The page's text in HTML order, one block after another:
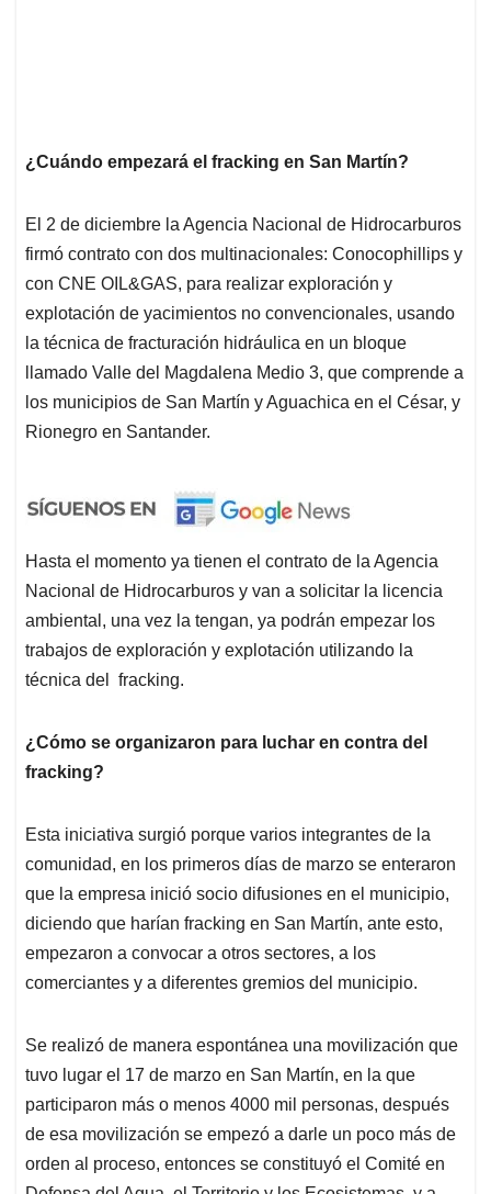
¿Cuándo empezará el fracking en San Martín?
El 2 de diciembre la Agencia Nacional de Hidrocarburos
firmó contrato con dos multinacionales: Conocophillips y
con CNE OIL&GAS, para realizar exploración y
explotación de yacimientos no convencionales, usando
la técnica de fracturación hidráulica en un bloque
llamado Valle del Magdalena Medio 3, que comprende a
los municipios de San Martín y Aguachica en el César, y
Rionegro en Santander.
Hasta el momento ya tienen el contrato de la Agencia
Nacional de Hidrocarburos y van a solicitar la licencia
ambiental, una vez la tengan, ya podrán empezar los
trabajos de exploración y explotación utilizando la
técnica del fracking.
¿Cómo se organizaron para luchar en contra del
fracking?
Esta iniciativa surgió porque varios integrantes de la
comunidad, en los primeros días de marzo se enteraron
que la empresa inició socio difusiones en el municipio,
diciendo que harían fracking en San Martín, ante esto,
empezaron a convocar a otros sectores, a los
comerciantes y a diferentes gremios del municipio.
Se realizó de manera espontánea una movilización que
tuvo lugar el 17 de marzo en San Martín, en la que
participaron más o menos 4000 mil personas, después
de esa movilización se empezó a darle un poco más de
orden al proceso, entonces se constituyó el Comité en